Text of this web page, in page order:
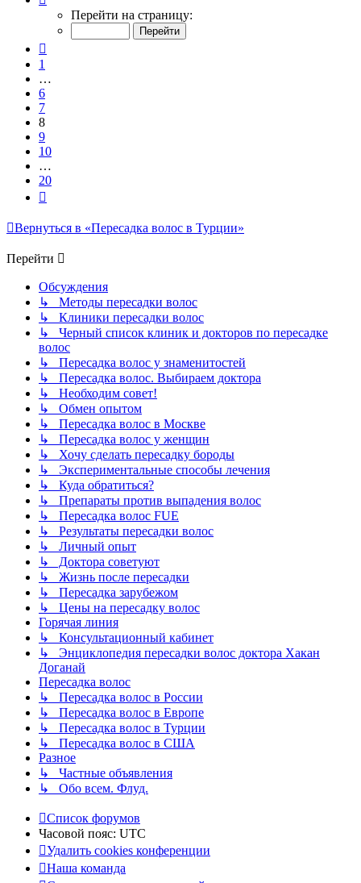
Перейти на страницу:
1
…
6
7
8
9
10
…
20
Вернуться в «Пересадка волос в Турции»
Перейти
Обсуждения
↳ Методы пересадки волос
↳ Клиники пересадки волос
↳ Черный список клиник и докторов по пересадке
волос
↳ Пересадка волос у знаменитостей
↳ Пересадка волос. Выбираем доктора
↳ Необходим совет!
↳ Обмен опытом
↳ Пересадка волос в Москве
↳ Пересадка волос у женщин
↳ Хочу сделать пересадку бороды
↳ Экспериментальные способы лечения
↳ Куда обратиться?
↳ Препараты против выпадения волос
↳ Пересадка волос FUE
↳ Результаты пересадки волос
↳ Личный опыт
↳ Доктора советуют
↳ Жизнь после пересадки
↳ Пересадка зарубежом
↳ Цены на пересадку волос
Горячая линия
↳ Консультационный кабинет
↳ Энциклопедия пересадки волос доктора Хакан
Доганай
Пересадка волос
↳ Пересадка волос в России
↳ Пересадка волос в Европе
↳ Пересадка волос в Турции
↳ Пересадка волос в США
Разное
↳ Частные объявления
↳ Обо всем. Флуд.
Список форумов
Часовой пояс: UTC
Удалить cookies конференции
Наша команда